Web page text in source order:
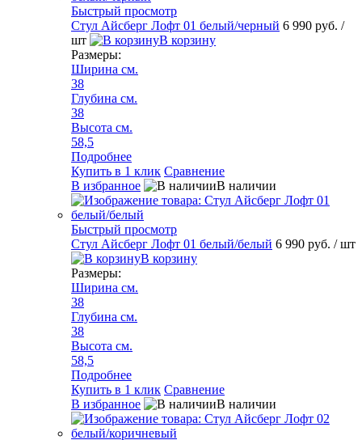
Быстрый просмотр
Стул Айсберг Лофт 01 белый/черный 6 990 руб. /
шт
В корзину
Размеры:
Ширина см.
38
Глубина см.
38
Высота см.
58,5
Подробнее
Купить в 1 клик Сравнение
В избранное
В наличии
Быстрый просмотр
Стул Айсберг Лофт 01 белый/белый 6 990 руб. / шт
В корзину
Размеры:
Ширина см.
38
Глубина см.
38
Высота см.
58,5
Подробнее
Купить в 1 клик Сравнение
В избранное
В наличии